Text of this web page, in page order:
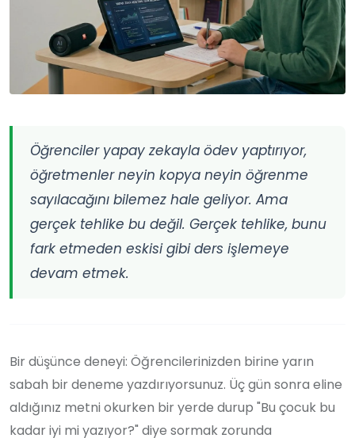
Öğrenciler yapay zekayla ödev yaptırıyor,
öğretmenler neyin kopya neyin öğrenme
sayılacağını bilemez hale geliyor. Ama
gerçek tehlike bu değil. Gerçek tehlike, bunu
fark etmeden eskisi gibi ders işlemeye
devam etmek.
Bir düşünce deneyi: Öğrencilerinizden birine yarın
sabah bir deneme yazdırıyorsunuz. Üç gün sonra eline
aldığınız metni okurken bir yerde durup "Bu çocuk bu
kadar iyi mi yazıyor?" diye sormak zorunda